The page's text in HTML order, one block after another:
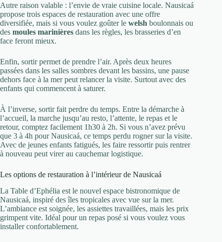
Autre raison valable : l’envie de vraie cuisine locale. Nausicaá
propose trois espaces de restauration avec une offre
diversifiée, mais si vous voulez goûter le welsh boulonnais ou
des moules marinières dans les règles, les brasseries d’en
face feront mieux.
Enfin, sortir permet de prendre l’air. Après deux heures
passées dans les salles sombres devant les bassins, une pause
dehors face à la mer peut relancer la visite. Surtout avec des
enfants qui commencent à saturer.
À l’inverse, sortir fait perdre du temps. Entre la démarche à
l’accueil, la marche jusqu’au resto, l’attente, le repas et le
retour, comptez facilement 1h30 à 2h. Si vous n’avez prévu
que 3 à 4h pour Nausicaá, ce temps perdu rogner sur la visite.
Avec de jeunes enfants fatigués, les faire ressortir puis rentrer
à nouveau peut virer au cauchemar logistique.
Les options de restauration à l’intérieur de Nausicaá
La Table d’Ephélia est le nouvel espace bistronomique de
Nausicaá, inspiré des îles tropicales avec vue sur la mer.
L’ambiance est soignée, les assiettes travaillées, mais les prix
grimpent vite. Idéal pour un repas posé si vous voulez vous
installer confortablement.